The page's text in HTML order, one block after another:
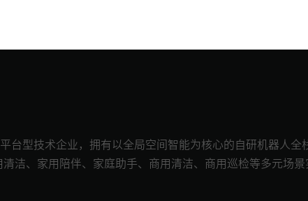
台型技术企业，拥有以全局空间智能为核心的自研机器人
洁、家用陪伴、家庭助手、商用清洁、商用巡检等多元场景